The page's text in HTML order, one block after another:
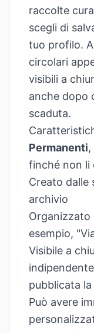
raccolte
scegli di
tuo profilo.
circolari
visibili a
anche dopo
scaduta.
Permanenti
finché non li
Creato dalle
archivio
Organizzato
esempio,
Visibile a
pubblicata
Può avere